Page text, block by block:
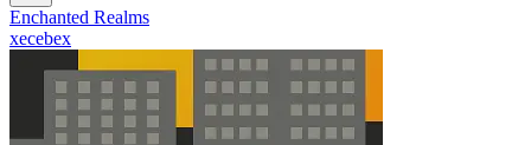
Enchanted Realms
xecebex